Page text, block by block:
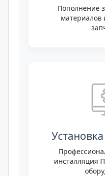
Пополнение
материалов
инсталляция